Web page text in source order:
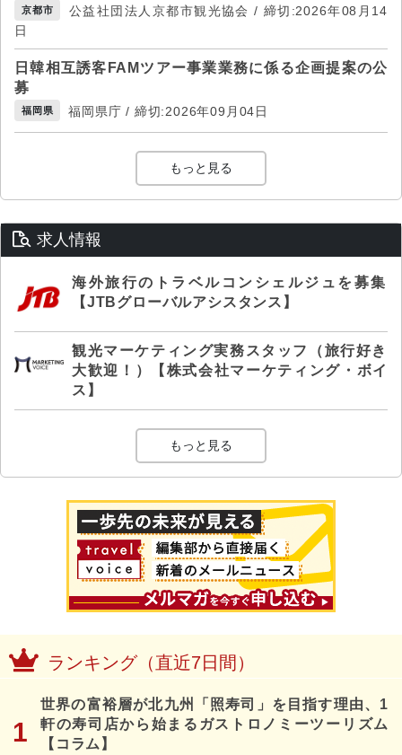
京都市
公益社団法人京都市観光協会 / 締切:2026年08月14
日
日韓相互誘客FAMツアー事業業務に係る企画提案の公
募
福岡県 福岡県庁 / 締切:2026年09月04日
もっと見る
求人情報
海外旅行のトラベルコンシェルジュを募集
【JTBグローバルアシスタンス】
観光マーケティング実務スタッフ（旅行好き
大歓迎！）【株式会社マーケティング・ボイ
ス】
もっと見る
ランキング（直近7日間）
世界の富裕層が北九州「照寿司」を目指す理由、1
軒の寿司店から始まるガストロノミーツーリズム
【コラム】